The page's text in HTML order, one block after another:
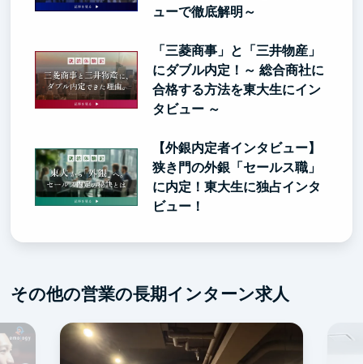
ューで徹底解明～
「三菱商事」と「三井物産」
にダブル内定！～ 総合商社に
合格する方法を東大生にイン
タビュー ～
【外銀内定者インタビュー】
狭き門の外銀「セールス職」
に内定！東大生に独占インタ
ビュー！
その他の営業の長期インターン求人